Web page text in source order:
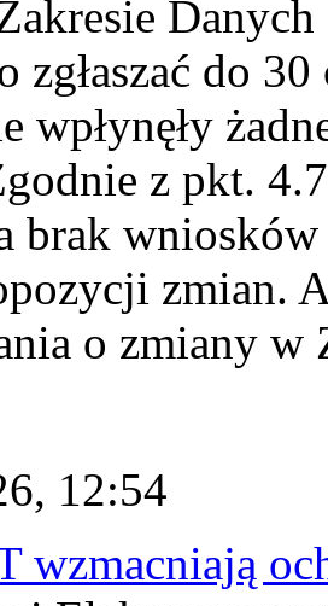
zgłaszać do
wpłynęły
z pkt.
brak
zmian.
o zmiany w
12:54
wzmacniają